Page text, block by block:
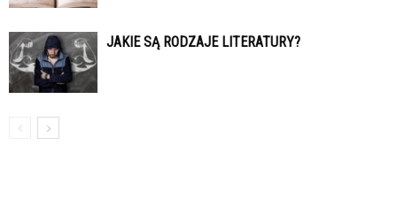
JAKIE SĄ RODZAJE LITERATURY?